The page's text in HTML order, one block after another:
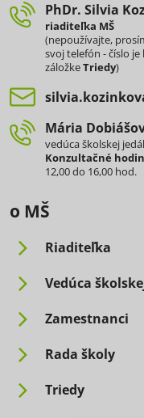
PhDr​. Silvia
riaditeľka MŠ
(nepoužívajte,
svoj telefón - číslo
záložkeTriedy)
Mária
vedúca školskej
Konzultačné
12,00 do 16,00 hod.
o MŠ
Riaditeľka
Vedúca
Zamestnanci
Rada školy
Triedy